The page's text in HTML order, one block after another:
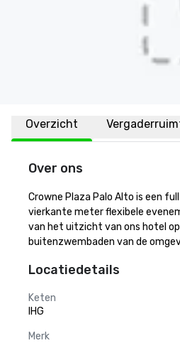
Overzicht
Over ons
Crowne Plaza Palo Alto is een
vierkante meter flexibele
van het uitzicht van ons hotel
buitenzwembaden van de
Locatiedetails
Keten
IHG
Merk